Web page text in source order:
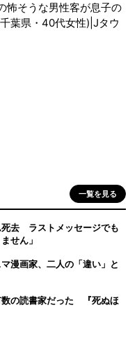
怖そうな男性客が息子の
葉県・40代女性)|Jタウ
一覧を見る
死去 ラストメッセージでも
せん」
漫画家、二人の「違い」と
数の読書家だった 『死ぬほ